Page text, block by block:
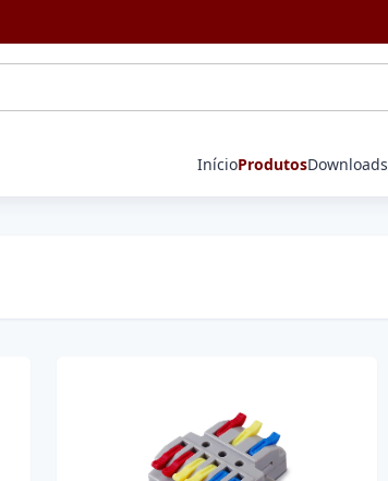
InícioProdutosDownloads